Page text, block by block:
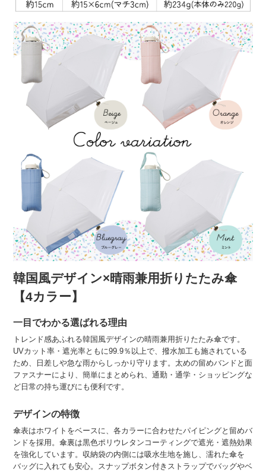
韓国風デザイン×晴雨兼用折りたたみ傘
【4カラー】
一目でわかる選ばれる理由
トレンド感あふれる韓国風デザインの晴雨兼用折りたたみ傘です。
UVカット率・遮光率ともに99.9％以上で、撥水加工も施されている
ため、日差しや急な雨からしっかり守ります。太めの留めバンドと面
ファスナーにより、簡単にまとめられ、通勤・通学・ショッピングな
ど日常の持ち運びにも便利です。
デザインの特徴
傘表はホワイトをベースに、各カラーに合わせたパイピングと留めバ
ンドを採用。傘裏は黒色ポリウレタンコーティングで遮光・遮熱効果
を強化しています。収納袋の内側には吸水生地を施し、濡れた傘を
バッグに入れても安心。スナップボタン付きストラップでバッグやベ